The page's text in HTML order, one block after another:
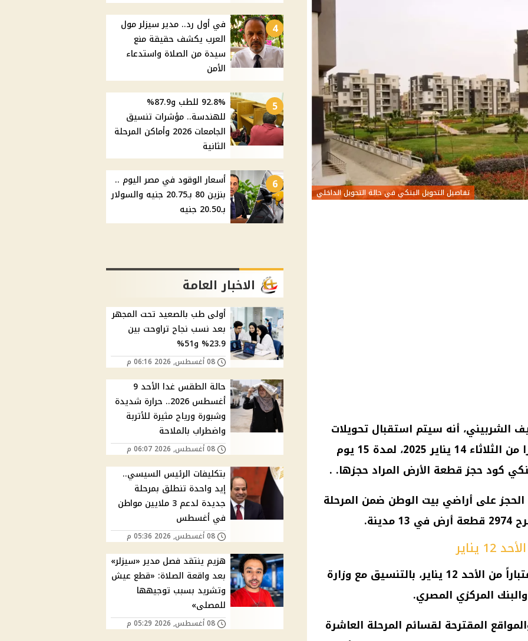
تفاصيل التحويل البنكي في حالة التحويل الداخلي
الشربيني، أنه سيتم استقبال تحويلات
المصريين العاملين بالخارج، اعتبارًا من الثلاثاء 14 يناير 2025، لمدة 15 يوم
كود حجز قطعة الأرض المراد حجزها. .
الحجز على أراضي بيت الوطن ضمن المرحلة
ومن المقرر طرح قطع الأراضي اعتباراً من الأحد 12 يناير، بالتنسيق مع وزارة
المركزي المصري.
المقترحة لقسائم المرحلة العاشرة
4
في أول رد.. مدير سيزلر مول
العرب يكشف حقيقة منع
سيدة من الصلاة واستدعاء
الأمن
5
92.8% للطب و87.9%
للهندسة.. مؤشرات تنسيق
الجامعات 2026 وأماكن المرحلة
الثانية
6
أسعار الوقود في مصر اليوم ..
بنزين 80 بـ20.75 جنيه والسولار
بـ20.50 جنيه
الاخبار العامة
أولى طب بالصعيد تحت المجهر
بعد نسب نجاح تراوحت بين
23.9% و51%
08 أغسطس, 2026 06:16 م
حالة الطقس غدا الأحد 9
أغسطس 2026.. حرارة شديدة
وشبورة ورياح مثيرة للأتربة
واضطراب بالملاحة
08 أغسطس, 2026 06:07 م
بتكليفات الرئيس السيسي..
إيد واحدة تنطلق بمرحلة
جديدة لدعم 3 ملايين مواطن
في أغسطس
08 أغسطس, 2026 05:36 م
هزيم ينتقد فصل مدير «سيزلر»
بعد واقعة الصلاة: «قطع عيش
وتشريد بسبب توجيهها
للمصلى»
08 أغسطس, 2026 05:29 م